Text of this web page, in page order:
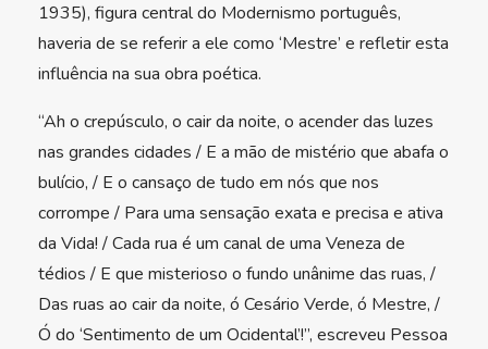
1935), figura central do Modernismo português,
haveria de se referir a ele como ‘Mestre’ e refletir esta
influência na sua obra poética.
“Ah o crepúsculo, o cair da noite, o acender das luzes
nas grandes cidades / E a mão de mistério que abafa o
bulício, / E o cansaço de tudo em nós que nos
corrompe / Para uma sensação exata e precisa e ativa
da Vida! / Cada rua é um canal de uma Veneza de
tédios / E que misterioso o fundo unânime das ruas, /
Das ruas ao cair da noite, ó Cesário Verde, ó Mestre, /
Ó do ‘Sentimento de um Ocidental’!”, escreveu Pessoa